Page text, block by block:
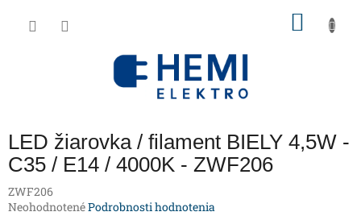
LED žiarovka / filament BIELY 4,5W -
C35 / E14 / 4000K - ZWF206
ZWF206
Priemerné
NeohodnotenéPodrobnosti hodnotenia